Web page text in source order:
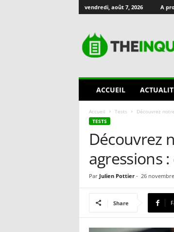
vendredi, août 7, 2026 A
🇫🇷
ACCUEIL
Accueil Tests
Découvrez
TESTS
Découvrez
agressions
Par Julien Pottier- 26
Share